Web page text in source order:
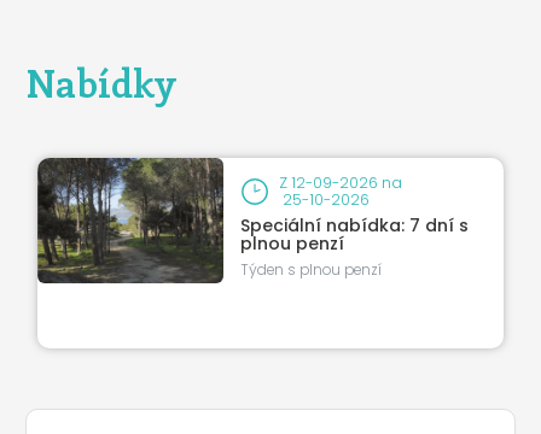
Nabídky
Z12-09-2026 na
25-10-2026
Speciální nabídka: 7 dní s
plnou penzí
Týden s plnou penzí
Leaflet |©